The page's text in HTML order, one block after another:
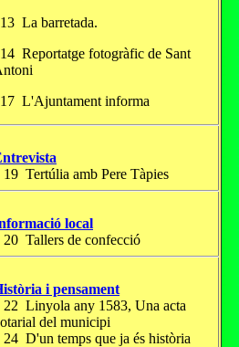
13 La barretada.
14 Reportatge fotogràfic de Sant
17 L'Ajuntament informa
19 Tertúlia amb Pere Tàpies
local
20 Tallers de confecció
i pensament
22 Linyola any 1583, Una acta
del municipi
24 D'un temps que ja és història